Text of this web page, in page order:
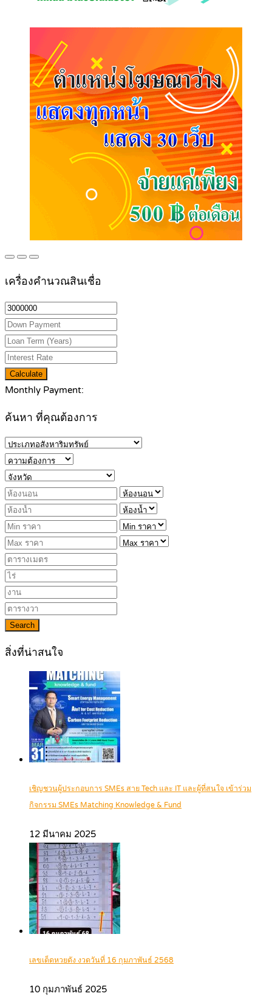
เครื่องคำนวณสินเชื่อ
Calculate
Monthly Payment:
ค้นหา ที่คุณต้องการ
Search
สิ่งที่น่าสนใจ
เชิญชวนผู้ประกอบการ SMEs สาย Tech และ IT และผู้ที่สนใจ เข้าร่วม
กิจกรรม SMEs Matching Knowledge & Fund
12 มีนาคม 2025
เลขเด็ดหวยดัง งวดวันที่ 16 กุมภาพันธ์ 2568
10 กุมภาพันธ์ 2025